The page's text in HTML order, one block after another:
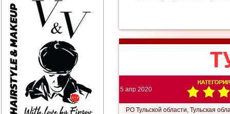
5 апр 2020
РО Тульской области, Тульская